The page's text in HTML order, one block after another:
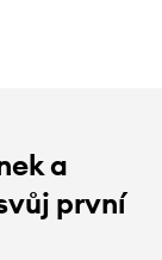
a
první